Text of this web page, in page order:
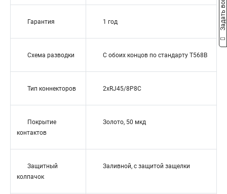
Гарантия 1 год
Схема разводки С обоих концов по стандарту T568B
Тип коннекторов 2xRJ45/8P8C
Покрытие
контактов
Золото, 50 мкд
Защитный
колпачок
Заливной, с защитой защелки
Задать вопрос